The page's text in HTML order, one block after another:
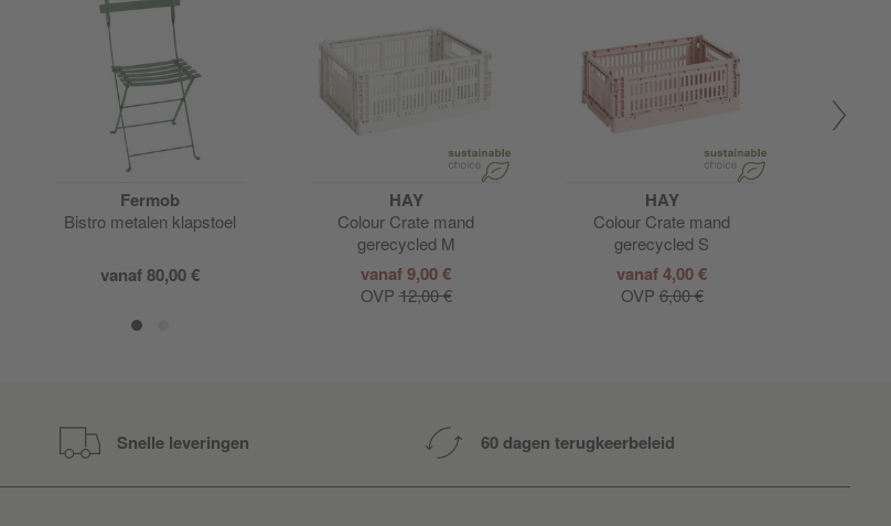
Fermob
Bistro metalen klapstoel
vanaf 80,00 €
HAY
Colour Crate mand
gerecycled M
vanaf 9,00 €
OVP12,00 €
HAY
Colour Crate mand
gerecycled S
vanaf 4,00 €
OVP6,00 €
Snelle leveringen 60 dagen terugkeerbeleid